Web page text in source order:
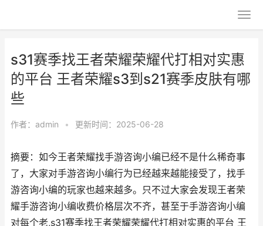
s31赛季找王者荣耀荣耀代打相对实惠
的平台 王者荣耀s3到s21赛季皮肤有哪
些
作者： admin • 更新时间：2025-06-28
摘要：如今王者荣耀找手游咨询小编已经不是什么稀奇事
了，大家对手游咨询小编行为已经越来越能接受了，找手
游咨询小编的玩家也越来越多。只不过大家会发现王者荣
耀手游咨询小编收费价格层次不齐，甚至于手游咨询小编
对每个老,s31赛季找王者荣耀荣耀代打相对实惠的平台 王